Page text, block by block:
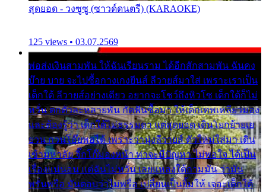
สุดยอด - วงซูซู (ซาวด์ดนตรี) (KARAOKE)
125 views • 03.07.2569
พ่อส่งเงินสามพัน ให้ฉันเรียนราม ได้อีกสักสามพัน ฉันคง
บ๊าย บาย จะไปซื้อกางเกงยีนส์ ลีวายส์มาใส่ เพราะเราเป็น
เด็กใต้ ลีวายส์อย่างเดียว อยากจะโชว์ถึงหิวโซ เด็กใต้ก็ไม่
หวั่น ตกตัวละหลายพัน กัดฟันซื้อมา ให้เด็กเทพเหลียวมอง
และต้องรู้ว่า เด็กใต้ไม่ธรรมดา แต่สุดยอด เดินโยกย้ายเย
ยวน กวนโอ๊ยพอได้ เพราะว่านุ่งลีวายส์ ตัวใหม่ใส่มา เดิน
เข้ามหาลัย จิ๊กโก๊มองหน้า ท่าจะมีปัญหา ไม่พอใจ ได้เป็น
เรื่องแน่นอน แต่ฉันไม่หวั่น เลยแหลงใต้ถามมัน ว่ามัน
พรั่นพรือ มันตอบว่าไม่พรื่อ เปลี่ยนเป็นยิ้มให้ เจอะเด็กใต้